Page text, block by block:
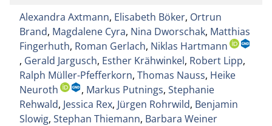
Alexandra Axtmann, Elisabeth Böker, Ortrun
Brand, Magdalene Cyra, Nina Dworschak, Matthias
Fingerhuth, Roman Gerlach, Niklas Hartmann
, Gerald Jargusch, Esther Krähwinkel, Robert Lipp,
Ralph Müller-Pfefferkorn, Thomas Nauss, Heike
Neuroth
, Markus Putnings, Stephanie
Rehwald, Jessica Rex, Jürgen Rohrwild, Benjamin
Slowig, Stephan Thiemann, Barbara Weiner